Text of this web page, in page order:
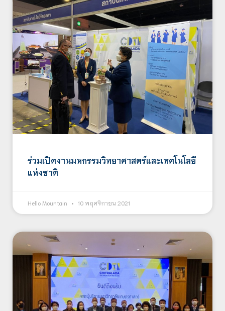
ร่วมเปิดงานมหกรรมวิทยาศาสตร์และเทคโนโลยี
แห่งชาติ
Hello Mountain 10 พฤศจิกายน 2021